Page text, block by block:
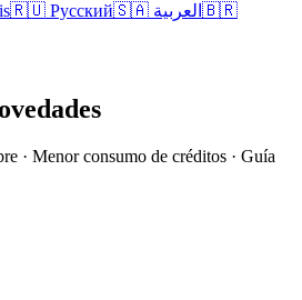
🇷🇺 Русский 🇸🇦 العربية 🇧🇷
· Menor consumo de créditos · Guía